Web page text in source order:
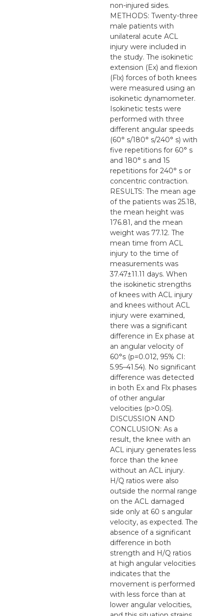
non-injured sides.
METHODS: Twenty-three
male patients with
unilateral acute ACL
injury were included in
the study. The isokinetic
extension (Ex) and flexion
(Flx) forces of both knees
were measured using an
isokinetic dynamometer.
Isokinetic tests were
performed with three
different angular speeds
(60° s/180° s/240° s) with
five repetitions for 60° s
and 180° s and 15
repetitions for 240° s or
concentric contraction.
RESULTS: The mean age
of the patients was 25.18,
the mean height was
176.81, and the mean
weight was 77.12. The
mean time from ACL
injury to the time of
measurements was
37.47±11.11 days. When
the isokinetic strengths
of knees with ACL injury
and knees without ACL
injury were examined,
there was a significant
difference in Ex phase at
an angular velocity of
60°s (p=0.012, 95% CI:
5.95–41.54). No significant
difference was detected
in both Ex and Flx phases
of other angular
velocities (p>0.05).
DISCUSSION AND
CONCLUSION: As a
result, the knee with an
ACL injury generates less
force than the knee
without an ACL injury.
H/Q ratios were also
outside the normal range
on the ACL damaged
side only at 60 s angular
velocity, as expected. The
absence of a significant
difference in both
strength and H/Q ratios
at high angular velocities
indicates that the
movement is performed
with less force than at
lower angular velocities,